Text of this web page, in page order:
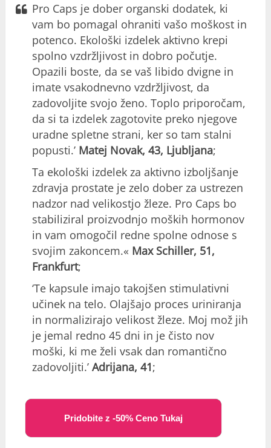
Pro Caps je dober organski dodatek, ki
vam bo pomagal ohraniti vašo moškost in
potenco. Ekološki izdelek aktivno krepi
spolno vzdržljivost in dobro počutje.
Opazili boste, da se vaš libido dvigne in
imate vsakodnevno vzdržljivost, da
zadovoljite svojo ženo. Toplo priporočam,
da si ta izdelek zagotovite preko njegove
uradne spletne strani, ker so tam stalni
popusti.’ Matej Novak, 43, Ljubljana;
Ta ekološki izdelek za aktivno izboljšanje
zdravja prostate je zelo dober za ustrezen
nadzor nad velikostjo žleze. Pro Caps bo
stabiliziral proizvodnjo moških hormonov
in vam omogočil redne spolne odnose s
svojim zakoncem.« Max Schiller, 51,
Frankfurt;
‘Te kapsule imajo takojšen stimulativni
učinek na telo. Olajšajo proces uriniranja
in normalizirajo velikost žleze. Moj mož jih
je jemal redno 45 dni in je čisto nov
moški, ki me želi vsak dan romantično
zadovoljiti.’Adrijana, 41;
Pridobite z -50% Ceno Tukaj